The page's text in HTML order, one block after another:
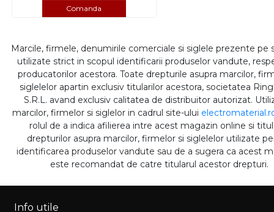
Comanda
Marcile, firmele, denumirile comerciale si siglele prezente pe
utilizate strict in scopul identificarii produselor vandute,
producatorilor acestora. Toate drepturile asupra marcilor,
siglelelor apartin exclusiv titularilor acestora, societatea
S.R.L. avand exclusiv calitatea de distribuitor autorizat.
marcilor, firmelor si siglelor in cadrul site-ului
rolul de a indica afilierea intre acest magazin online si
drepturilor asupra marcilor, firmelor si siglelelor utilizate
identificarea produselor vandute sau de a sugera ca acest
este recomandat de catre titularul acestor drepturi.
Info utile